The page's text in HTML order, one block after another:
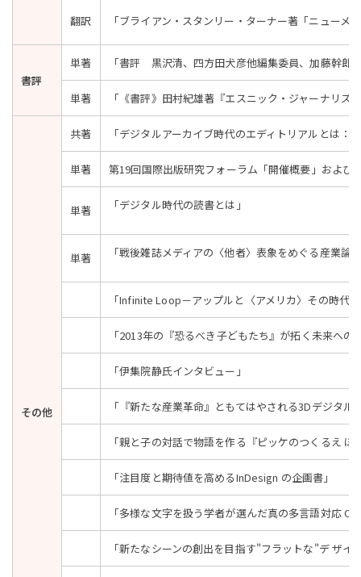
翻訳 「ブライアン・スタンリー・ターナー著「ニューメ
書評
単著 「書評 黒沢清、四方田犬彦他編集委員、加藤幹
単著 「《書評》田村紀雄著『エスニック・ジャーナリズ
その他
共著 「デジタルアーカイブ時代のエディトリアルとは
単著 第19回国際出版研究フォーラム「開催概要」および
単著 「デジタル時代の読書とは」
単著 「戦後雑誌メディアの〈他者〉表象をめぐる産業論
「Infinite Loop－アップルと〈アメリカ〉その時代
「2013年の『恐るべき子どもたち』が拓く未来への
「伊集院静氏インタビュー」
「『新たな産業革命』ともてはやされる3Dデジタル
「親と子の対話で物語を作る『ピッケのつくるえ ほ
「注目度と期待値を高めるInDesign の企画書」
「多様な文字を扱う学者が選んだ真の多言語対応
「新たなシーンの創出を目指す"フラットな"デ ザイ